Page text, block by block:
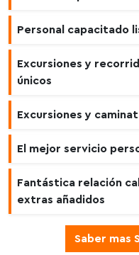
Personal capacitado
Excursiones y
únicos
Excursiones y
El mejor servicio
Fantástica relación
extras añadidos
Saber mas